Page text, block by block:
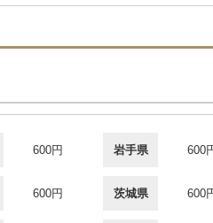
600円 岩手県 600
600円 茨城県 600